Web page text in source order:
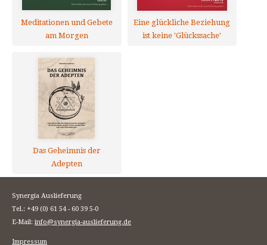
Meditationen und Gebete
am Morgen
Eine glückliche Beziehung
ist keine 'Glückssache'
Das Geheimnis der
Adepten
Synergia Auslieferung
Tel.: +49 (0) 61 54 - 60 39 5-0
E-Mail: info@synergia-auslieferung.de
Impressum